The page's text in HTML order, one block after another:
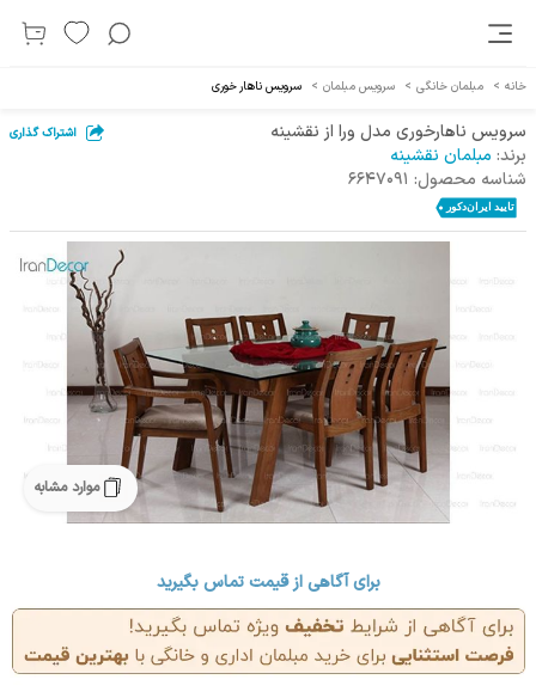
خانه > مبلمان خانگی > سرویس مبلمان > سرویس ناهار خوری
سرویس ناهارخوری مدل ورا از نقشینه اشتراک گذاری
برند: مبلمان نقشینه
شناسه محصول: 6647091
موارد مشابه
برای آگاهی از قیمت تماس بگیرید